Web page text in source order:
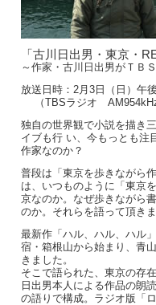
「古川日出男・東京・
～作家・古川日出男がＴＢ
放送日時：2月3日（日）午
（TBSラジオ
独自の世界観で小説を描き
イブも行 い、今もっとも注
作家なのか？
普段は「東京を歩きながら
は、いつものように「東京
京なのか。なぜ歩きながら
のか。それらを語って頂き
最新作「ハル、ハル、ハル
宿・箱根山から始まり、青
きました。
そこで語られた、東京の存
日出男本人による作品の朗
の語りで構成。ラジオ版「